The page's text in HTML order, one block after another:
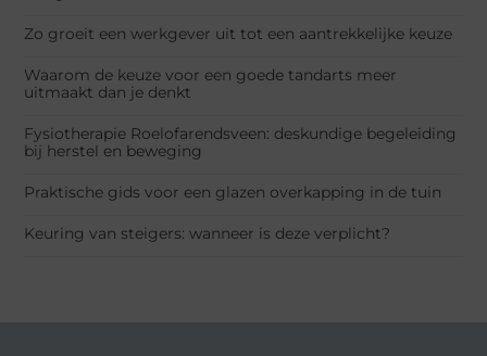
Zo groeit een werkgever uit tot een aantrekkelijke keuze
Waarom de keuze voor een goede tandarts meer
uitmaakt dan je denkt
Fysiotherapie Roelofarendsveen: deskundige begeleiding
bij herstel en beweging
Praktische gids voor een glazen overkapping in de tuin
Keuring van steigers: wanneer is deze verplicht?